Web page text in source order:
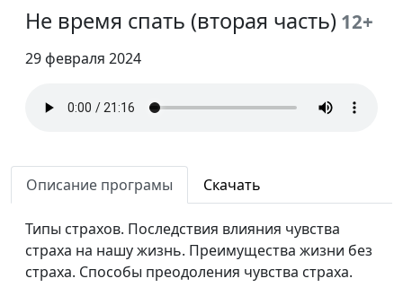
Не время спать (вторая часть) 12+
29 февраля 2024
Описание програмы Скачать
Типы страхов. Последствия влияния чувства
страха на нашу жизнь. Преимущества жизни без
страха. Способы преодоления чувства страха.
часть)
служение (первая
Носите бремена друг
Панков Александр,
священнослужитель
Отношение к
немощным в вере
(вторая часть)
Панков Александр,
священнослужитель
#179